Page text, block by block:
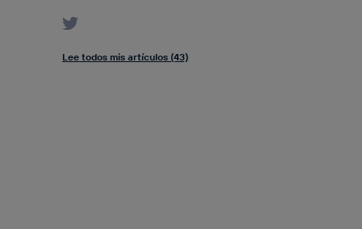
Lee todos mis artículos (43)